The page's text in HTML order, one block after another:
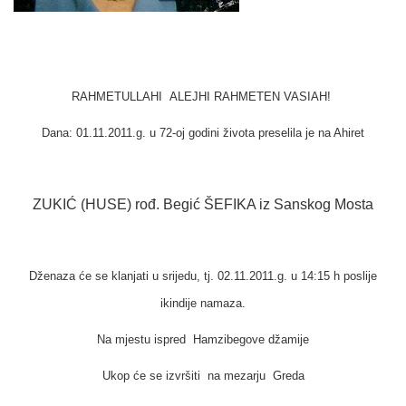
RAHMETULLAHI ALEJHI RAHMETEN VASIAH!
Dana: 01.11.2011.g. u 72-oj godini života preselila je na Ahiret
ZUKIĆ (HUSE) rođ. Begić ŠEFIKA iz Sanskog Mosta
Dženaza će se klanjati u srijedu, tj. 02.11.2011.g. u 14:15 h poslije
ikindije namaza.
Na mjestu ispred Hamzibegove džamije
Ukop će se izvršiti na mezarju Greda